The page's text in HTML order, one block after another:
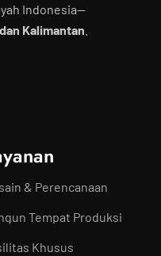
Indonesia—
Kalimantan
& Perencanaan
Tempat Produksi
Khusus